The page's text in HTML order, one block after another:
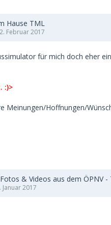
Hause TML
Februar 2017
für mich doch eher
:)>
Meinungen/Hoffnungen/
& Videos aus dem
Januar 2017